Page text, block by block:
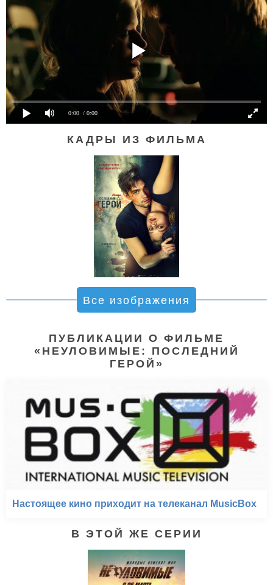
0:00 / 0:00
КАДРЫ ИЗ ФИЛЬМА
Все изображения
ПУБЛИКАЦИИ О ФИЛЬМЕ
«НЕУЛОВИМЫЕ: ПОСЛЕДНИЙ
ГЕРОЙ»
Настоящее кино приходит на телеканал MusicBox
В ЭТОЙ ЖЕ СЕРИИ